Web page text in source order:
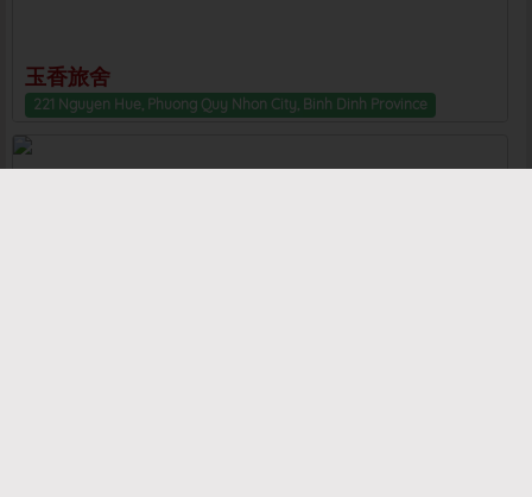
玉香旅舍
221 Nguyen Hue, Phuong Quy Nhon City, Binh Dinh Province